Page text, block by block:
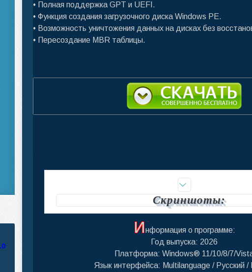
• Полная поддержка GPT и UEFI.
• Функция создания загрузочного диска Windows PE.
• Возможность уничтожения данных на дисках без
• Пересоздание MBR таблицы.
Скриншоты:
Информация о программе:
Год выпуска: 2026
Платформа: Windows® 11/10/8/7/
Язык интерфейса: Multilanguage / Русский /